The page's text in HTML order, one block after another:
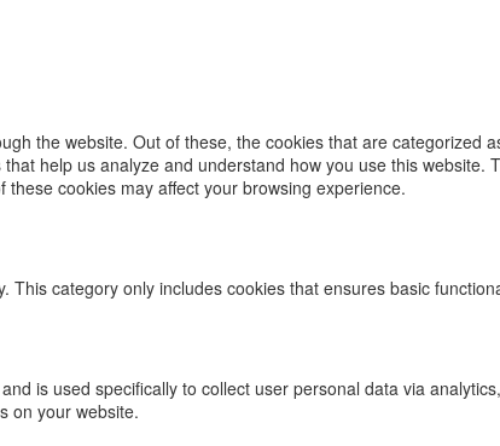
the website. Out of these, the cookies that are
help us analyze and understand how you use this
cookies may affect your browsing experience.
category only includes cookies that ensures basic
is used specifically to collect user personal data via
on your website.